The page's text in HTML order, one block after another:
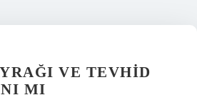
VE TEVHID
MI